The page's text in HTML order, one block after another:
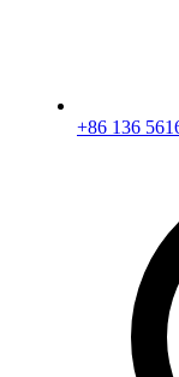
+86 136